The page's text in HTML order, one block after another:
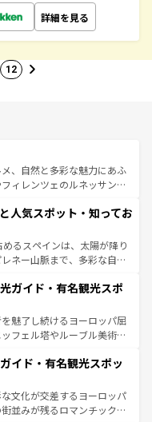
詳細を見る
12
、自然と多彩な魅力にあふ
ィレンツェのルネッサンス
風景やアマルフィ海岸の絶
。観光の合間には、本場の
リア料理を堪能することも
まで、すべての瞬間を楽し
コンテンツ一覧を参照してほ
人気スポット・知ってお
るスペインは、太陽が降り
ネー山脈まで、多彩な自然
的なフラメンコ、熱気あふ
スが生活の一部となってい
た雰囲気や、バルセロナの
では古代ローマ遺跡や中世
が異なるスペインはその個
。
ガイド・有名観光スポ
魅了し続けるヨーロッパ屈
フェル塔やルーブル美術館
。華麗な宮殿、歴史的な大
かな自然が、訪れる者を心
は美食の国としても知ら
形文化遺産にも登録されて
イド・有名観光スポッ
文化が交差するヨーロッパ
並みが残るロマンチック街